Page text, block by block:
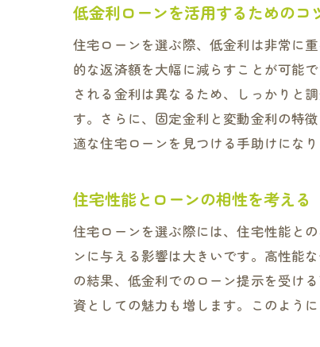
低金利ローンを活用するためのコ
住宅ローンを選ぶ際、低金利は非常に
的な返済額を大幅に減らすことが可能
される金利は異なるため、しっかりと
す。さらに、固定金利と変動金利の特
適な住宅ローンを見つける手助けになり
住宅性能とローンの相性を考える
住宅ローンを選ぶ際には、住宅性能と
ンに与える影響は大きいです。高性能
の結果、低金利でのローン提示を受け
資としての魅力も増します。このよう